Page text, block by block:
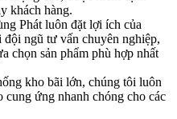
khách hàng.
Phát luôn đặt lợi ích của
ngũ tư vấn chuyên nghiệp,
chọn sản phẩm phù hợp nhất
kho bãi lớn, chúng tôi luôn
cung ứng nhanh chóng cho các